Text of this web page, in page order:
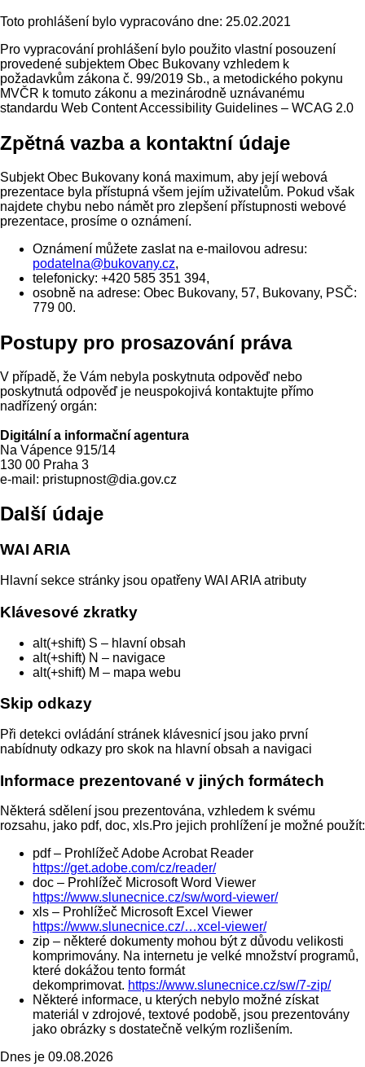
Toto prohlášení bylo vypracováno dne: 25.02.2021
Pro vypracování prohlášení bylo použito vlastní posouzení
provedené subjektem Obec Bukovany vzhledem k
požadavkům zákona č. 99/2019 Sb., a metodického pokynu
MVČR k tomuto zákonu a mezinárodně uznávanému
standardu Web Content Accessibility Guidelines – WCAG 2.0
Zpětná vazba a kontaktní údaje
Subjekt Obec Bukovany koná maximum, aby její webová
prezentace byla přístupná všem jejím uživatelům. Pokud však
najdete chybu nebo námět pro zlepšení přístupnosti webové
prezentace, prosíme o oznámení.
Oznámení můžete zaslat na e-mailovou adresu:
podatelna@bukovany.cz,
telefonicky: +420 585 351 394,
osobně na adrese: Obec Bukovany, 57, Bukovany, PSČ:
779 00.
Postupy pro prosazování práva
V případě, že Vám nebyla poskytnuta odpověď nebo
poskytnutá odpověď je neuspokojivá kontaktujte přímo
nadřízený orgán:
Digitální a informační agentura
Na Vápence 915/14
130 00 Praha 3
e-mail: pristupnost@dia.gov.cz
Další údaje
WAI ARIA
Hlavní sekce stránky jsou opatřeny WAI ARIA atributy
Klávesové zkratky
alt(+shift) S – hlavní obsah
alt(+shift) N – navigace
alt(+shift) M – mapa webu
Skip odkazy
Při detekci ovládání stránek klávesnicí jsou jako první
nabídnuty odkazy pro skok na hlavní obsah a navigaci
Informace prezentované v jiných formátech
Některá sdělení jsou prezentována, vzhledem k svému
rozsahu, jako pdf, doc, xls.Pro jejich prohlížení je možné použít:
pdf – Prohlížeč Adobe Acrobat Reader
https://get.adobe.com/cz/reader/
doc – Prohlížeč Microsoft Word Viewer
https://www.slunecnice.cz/sw/word-viewer/
xls – Prohlížeč Microsoft Excel Viewer
https://www.slunecnice.cz/…xcel-viewer/
zip – některé dokumenty mohou být z důvodu velikosti
komprimovány. Na internetu je velké množství programů,
které dokážou tento formát
dekomprimovat. https://www.slunecnice.cz/sw/7-zip/
Některé informace, u kterých nebylo možné získat
materiál v zdrojové, textové podobě, jsou prezentovány
jako obrázky s dostatečně velkým rozlišením.
Dnes je 09.08.2026